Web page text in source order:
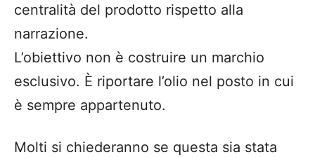
centralità del prodotto rispetto alla
narrazione.
L’obiettivo non è costruire un marchio
esclusivo. È riportare l’olio nel posto in cui
è sempre appartenuto.
Molti si chiederanno se questa sia stata